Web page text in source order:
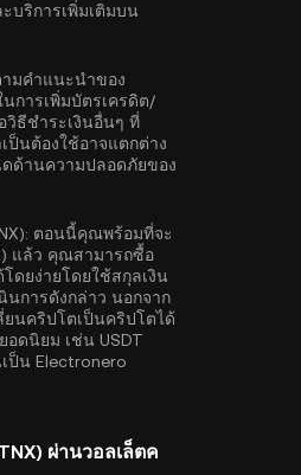
บริการเพิ่มเติมบน
มคำแนะนำของ
การเพิ่มบัตรเครดิต/
ธีชำระเงินอื่นๆ ที่
ป็นต้องใช้อาจแตกต่าง
ด้านความปลอดภัยของ
ตอนนี้คุณพร้อมที่จะ
แล้ว คุณสามารถซื้อ
ดยง่ายโดยใช้สกุลเงิน
นการดังกล่าว นอกจาก
นคริปโตเป็นคริปโตได้
อดนิยม เช่น USDT
ป็น Electronero
ผ่านวอลเล็ตค